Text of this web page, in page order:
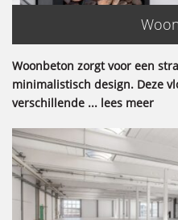
Woonbeton zorgt voor een
minimalistisch design. Deze
verschillende ... lees meer